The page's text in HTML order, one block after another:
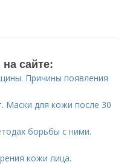
сайте:
Причины появления
Маски для кожи после 30
борьбы с ними.
кожи лица.